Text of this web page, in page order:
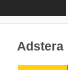
Adstera